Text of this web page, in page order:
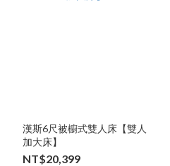
漢斯6尺被櫥式雙人床【雙人
加大床】
NT$20,399